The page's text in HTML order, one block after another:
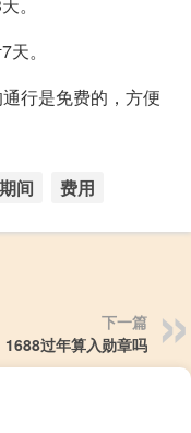
。
行是免费的，方便
间 费用
下一篇
1688过年算入勋章吗